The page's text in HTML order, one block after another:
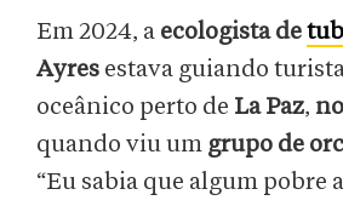
Em 2024, a ecologista de
Ayres estava guiando
oceânico perto de La Paz,
quando viu um grupo de
“Eu sabia que algum pobre